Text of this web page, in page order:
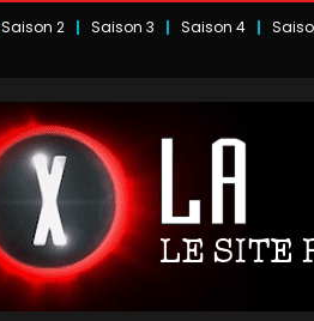
Saison 2 Saison 3 Saison 4